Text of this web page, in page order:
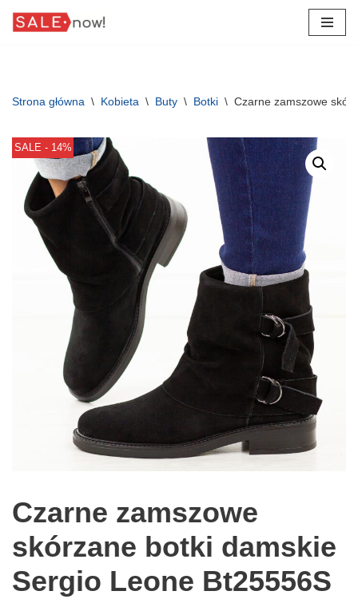
Strona główna \ Kobieta \ Buty \ Botki \ Czarne zamszowe
SALE - 14%
Czarne zamszowe
skórzane botki damskie
Sergio Leone Bt25556S